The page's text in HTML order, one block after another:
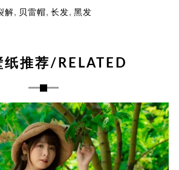
解, 贝雷帽, 长发, 黑发
纸推荐/RELATED